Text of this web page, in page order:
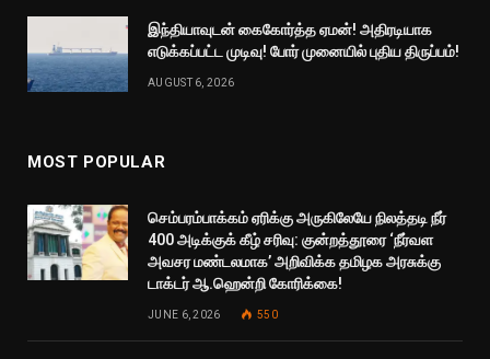
இந்தியாவுடன் கைகோர்த்த ஏமன்! அதிரடியாக
எடுக்கப்பட்ட முடிவு! போர் முனையில் புதிய திருப்பம்!
AUGUST 6, 2026
MOST POPULAR
செம்பரம்பாக்கம் ஏரிக்கு அருகிலேயே நிலத்தடி நீர்
400 அடிக்குக் கீழ் சரிவு: குன்றத்தூரை ‘நீர்வள
அவசர மண்டலமாக’ அறிவிக்க தமிழக அரசுக்கு
டாக்டர் ஆ.ஹென்றி கோரிக்கை!
JUNE 6, 2026 550